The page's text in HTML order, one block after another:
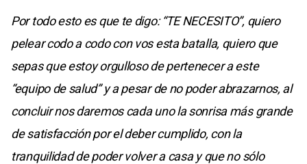
Por todo esto es que te digo: “TE NECESITO”, quiero
pelear codo a codo con vos esta batalla, quiero que
sepas que estoy orgulloso de pertenecer a este
“equipo de salud” y a pesar de no poder abrazarnos, al
concluir nos daremos cada uno la sonrisa más grande
de satisfacción por el deber cumplido, con la
tranquilidad de poder volver a casa y que no sólo